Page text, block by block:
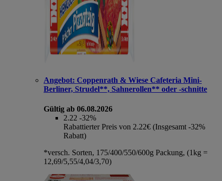
Angebot: Coppenrath & Wiese Cafeteria Mini-
Berliner, Strudel**, Sahnerollen** oder -schnitte
Gültig ab 06.08.2026
2.22 -32%
Rabattierter Preis von 2.22€ (Insgesamt -32%
Rabatt)
*versch. Sorten, 175/400/550/600g Packung, (1kg =
12,69/5,55/4,04/3,70)